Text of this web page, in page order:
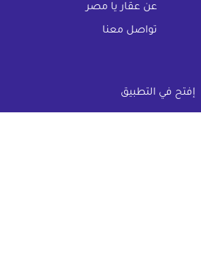
إفتح في التطبيق
عن عقار يا مصر
تواصل معنا